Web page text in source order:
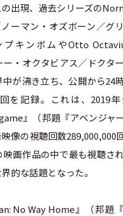
出現、過去シリーズの
ーマン・オズボーン／グ
プキンボムやOtto
・オクタビアス／ドクタ
中が沸き立ち、公開から24
を記録。これは、2019
』（邦題『アベンジャ
像の視聴回数289,000,000
画作品の中で最も視聴さ
的な話題となった。
No Way Home』（邦題